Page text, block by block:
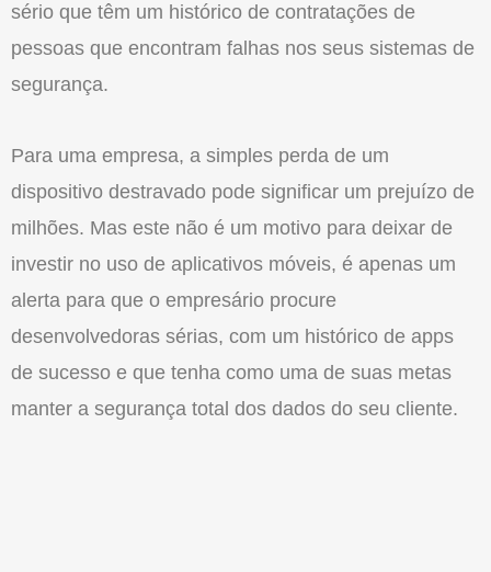
sério que têm um histórico de contratações de
pessoas que encontram falhas nos seus sistemas de
segurança.
Para uma empresa, a simples perda de um
dispositivo destravado pode significar um prejuízo de
milhões. Mas este não é um motivo para deixar de
investir no uso de aplicativos móveis, é apenas um
alerta para que o empresário procure
desenvolvedoras sérias, com um histórico de apps
de sucesso e que tenha como uma de suas metas
manter a segurança total dos dados do seu cliente.